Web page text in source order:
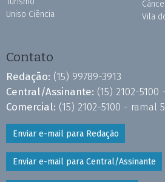
Uniso Ciência
Vila
Contato
Redação: (15) 99789-3913
Central/Assinante: (15) 2102-5100
Comercial: (15) 2102-5100 - ramal
Enviar e-mail para Redação
Enviar e-mail para Central/Assinante